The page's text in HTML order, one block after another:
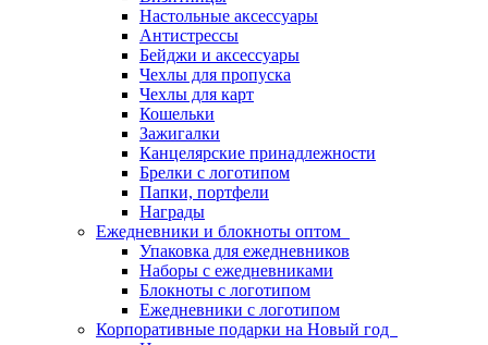
Настольные аксессуары
Антистрессы
Бейджи и аксессуары
Чехлы для пропуска
Чехлы для карт
Кошельки
Зажигалки
Канцелярские принадлежности
Брелки с логотипом
Папки, портфели
Награды
Ежедневники и блокноты оптом
Упаковка для ежедневников
Наборы с ежедневниками
Блокноты с логотипом
Ежедневники с логотипом
Корпоративные подарки на Новый год